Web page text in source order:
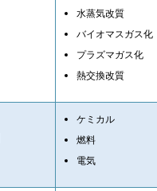
水蒸気改質
バイオマスガス化
プラズマガス化
熱交換改質
ケミカル
燃料
電気